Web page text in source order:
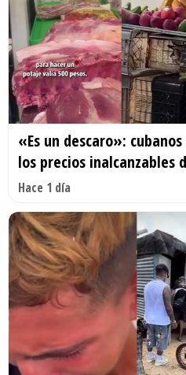
«Es un descaro»:
los precios inalcanzables
Hace 1 día